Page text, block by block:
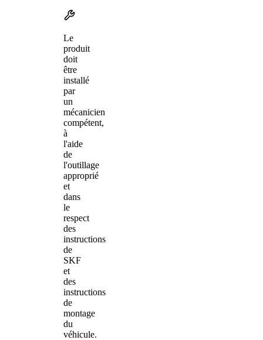
Le
produit
doit
être
installé
par
un
mécanicien
compétent,
à
l'aide
de
l'outillage
approprié
et
dans
le
respect
des
instructions
de
SKF
et
des
instructions
de
montage
du
véhicule.